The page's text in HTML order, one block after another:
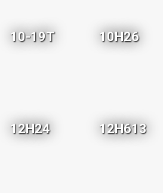
10-19T 10H26
12H24 12H613